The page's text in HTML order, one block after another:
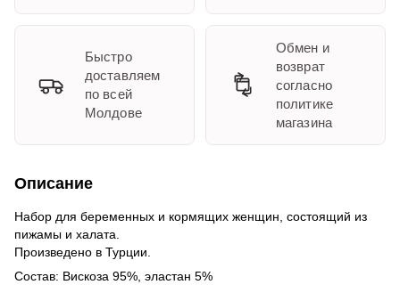
Быстро
доставляем
по всей
Молдове
Обмен и
возврат
согласно
политике
магазина
Описание
Набор для беременных и кормящих женщин, состоящий из
пижамы и халата.
Произведено в Турции.
Состав: Вискоза 95%, эластан 5%